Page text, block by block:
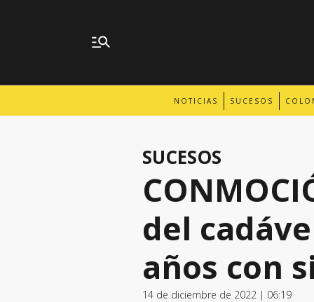
NOTICIAS SUCESOS
SUCESOS
del
años con
14 de diciembre de 2022 | 06:19